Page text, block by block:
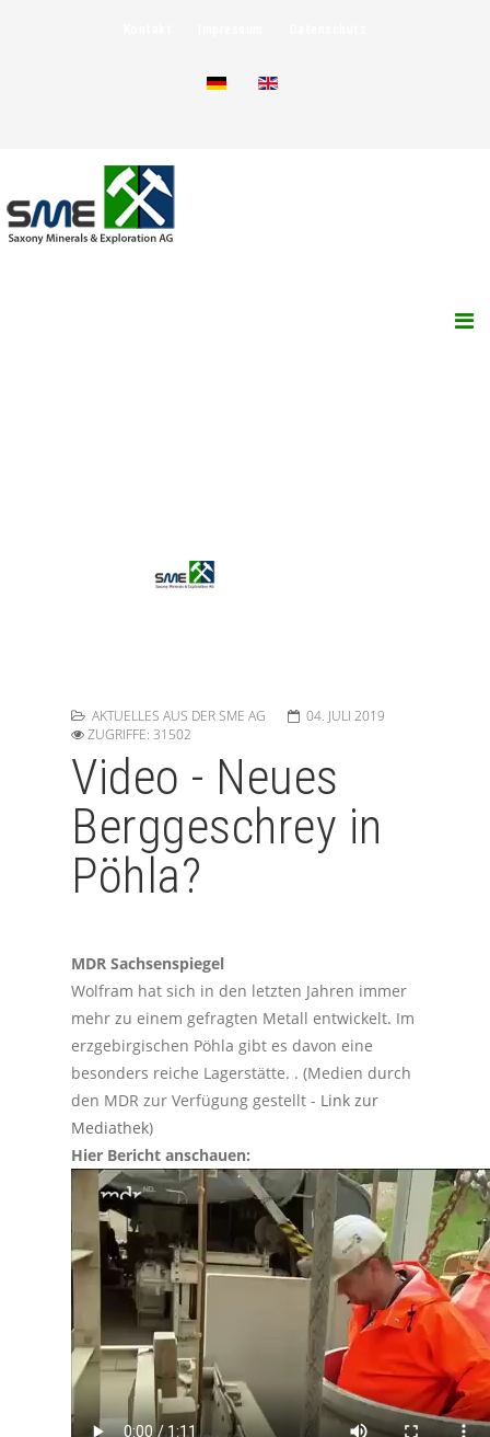
AKTUELLES AUS DER SME AG
04. JULI 2019
ZUGRIFFE: 31502
Video - Neues
Berggeschrey in
Pöhla?
MDR Sachsenspiegel
Wolfram hat sich in den letzten Jahren immer
mehr zu einem gefragten Metall entwickelt. Im
erzgebirgischen Pöhla gibt es davon eine
besonders reiche Lagerstätte. . (Medien durch
den MDR zur Verfügung gestellt - Link zur
Mediathek)
Hier Bericht anschauen: